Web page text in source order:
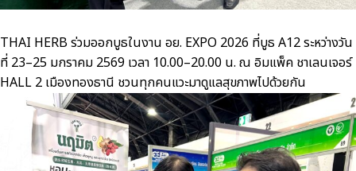
THAI HERB ร่วมออกบูธในงาน อย. EXPO 2026 ที่บูธ A12 ระหว่างวัน
ที่ 23–25 มกราคม 2569 เวลา 10.00–20.00 น. ณ อิมแพ็ค ชาเลนเจอร์
HALL 2 เมืองทองธานี ชวนทุกคนแวะมาดูแลสุขภาพไปด้วยกัน